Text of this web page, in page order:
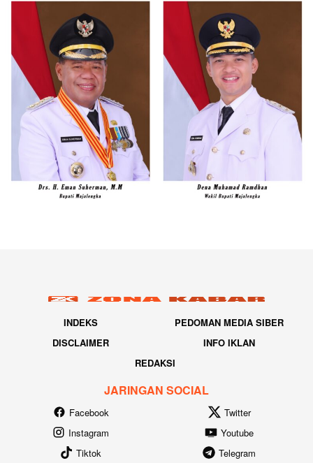
INDEKS
PEDOMAN MEDIA SIBER
DISCLAIMER
INFO IKLAN
REDAKSI
JARINGAN SOCIAL
Facebook
Twitter
Instagram
Youtube
Tiktok
Telegram